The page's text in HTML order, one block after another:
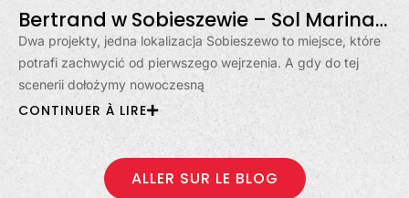
Bertrand w Sobieszewie – Sol Marina i Klimatyczna
Dwa projekty, jedna lokalizacja Sobieszewo to miejsce, które
potrafi zachwycić od pierwszego wejrzenia. A gdy do tej
scenerii dołożymy nowoczesną
CONTINUER À LIRE
ALLER SUR LE BLOG